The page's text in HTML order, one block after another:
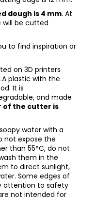
dough is 4 mm. At
be cutted
to find inspiration or
on 3D printers
plastic with the
It is
and made
of the cutter is
water with a
not expose the
than 55°C, do not
them in the
to direct sunlight,
Some edges of
attention to safety
not intended for